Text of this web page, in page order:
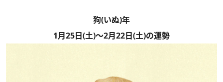
狗(いぬ)年
1月25日(土)～2月22日(土)の運勢